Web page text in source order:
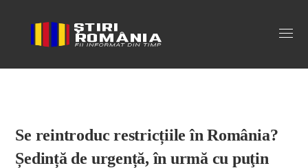
Stiri Romania
Se reintroduc restricțiile în România?
Ședință de urgență, în urmă cu puţin